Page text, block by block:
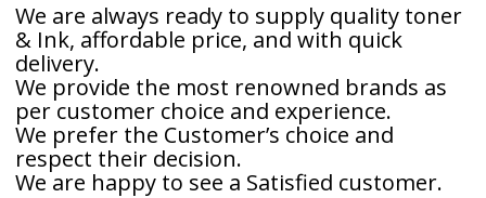
We are always ready to supply quality toner
& Ink, affordable price, and with quick
delivery.
We provide the most renowned brands as
per customer choice and experience.
We prefer the Customer’s choice and
respect their decision.
We are happy to see a Satisfied customer.